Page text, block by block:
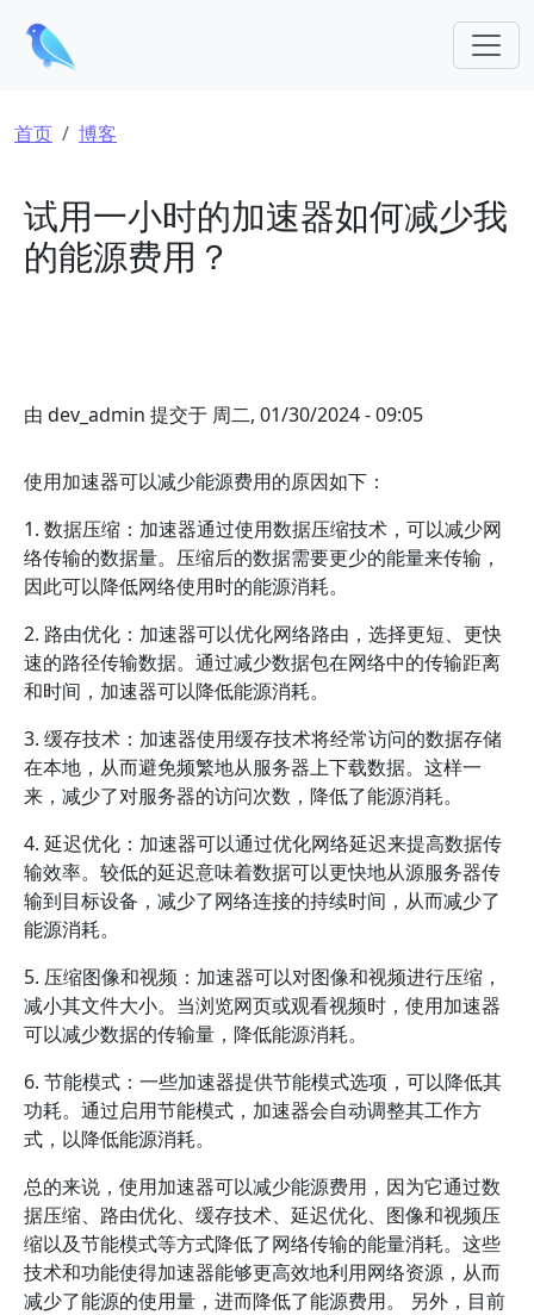
面包屑
首页 博客
试用一小时的加速器如何减少我
的能源费用？
由 dev_admin 提交于 周二, 01/30/2024 - 09:05
使用加速器可以减少能源费用的原因如下：
1. 数据压缩：加速器通过使用数据压缩技术，可以减少网
络传输的数据量。压缩后的数据需要更少的能量来传输，
因此可以降低网络使用时的能源消耗。
2. 路由优化：加速器可以优化网络路由，选择更短、更快
速的路径传输数据。通过减少数据包在网络中的传输距离
和时间，加速器可以降低能源消耗。
3. 缓存技术：加速器使用缓存技术将经常访问的数据存储
在本地，从而避免频繁地从服务器上下载数据。这样一
来，减少了对服务器的访问次数，降低了能源消耗。
4. 延迟优化：加速器可以通过优化网络延迟来提高数据传
输效率。较低的延迟意味着数据可以更快地从源服务器传
输到目标设备，减少了网络连接的持续时间，从而减少了
能源消耗。
5. 压缩图像和视频：加速器可以对图像和视频进行压缩，
减小其文件大小。当浏览网页或观看视频时，使用加速器
可以减少数据的传输量，降低能源消耗。
6. 节能模式：一些加速器提供节能模式选项，可以降低其
功耗。通过启用节能模式，加速器会自动调整其工作方
式，以降低能源消耗。
总的来说，使用加速器可以减少能源费用，因为它通过数
据压缩、路由优化、缓存技术、延迟优化、图像和视频压
缩以及节能模式等方式降低了网络传输的能量消耗。这些
技术和功能使得加速器能够更高效地利用网络资源，从而
减少了能源的使用量，进而降低了能源费用。 另外，目前